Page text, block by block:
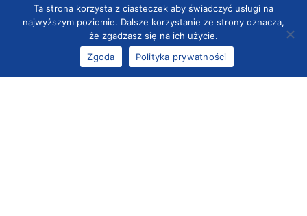
Ta strona korzysta z ciasteczek aby świadczyć usługi na
najwyższym poziomie. Dalsze korzystanie ze strony oznacza,
że zgadzasz się na ich użycie.
Zgoda
Polityka prywatności